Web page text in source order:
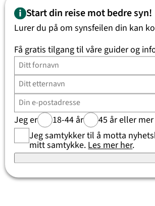
Start din reise mot bedre syn!
Lurer du på om synsfeilen din kan
Få gratis tilgang til våre guider og
Jeg er 18-44 år
45 år eller mer
Jeg samtykker til å motta
mitt samtykke. Les mer her.